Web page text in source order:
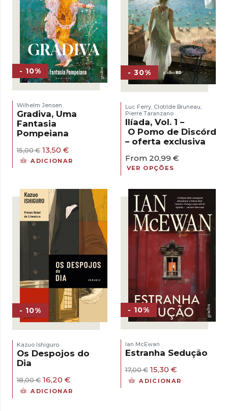
- 10%
Wilhelm Jensen
Gradiva, Uma
Fantasia
Pompeiana
15,00€ O
preço
13,50 €
preço
ADICIONAR
- 30%
Luc Ferry, Clotilde Bruneau
Pierre Taranzano
Ilíada, Vol. 1 –
O Pomo de Discórdia
– oferta exclusiva
From 20,99 €
VER OPÇÕES
- 10%
Kazuo Ishiguro
Os Despojos do
Dia
18,00€ O
preço
original
16,20 €
preço
atual
ADICIONAR
- 10%
Ian McEwan
Estranha Sedução
17,00€ O
preço
original
15,30 €O
preço
atual
ADICIONAR